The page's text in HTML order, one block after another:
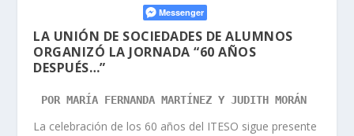
Messenger
LA UNIÓN DE SOCIEDADES DE ALUMNOS
ORGANIZÓ LA JORNADA “60 AÑOS
DESPUÉS…”
POR MARÍA FERNANDA MARTÍNEZ Y JUDITH MORÁN
La celebración de los 60 años del ITESO sigue presente